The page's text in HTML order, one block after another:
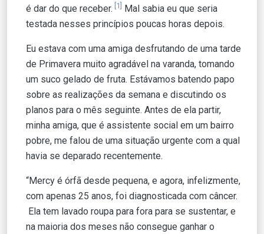
é dar do que receber. [1]
Mal sabia eu que seria
testada nesses princípios poucas horas depois.
Eu estava com uma amiga desfrutando de uma tarde
de Primavera muito agradável na varanda, tomando
um suco gelado de fruta. Estávamos batendo papo
sobre as realizações da semana e discutindo os
planos para o mês seguinte. Antes de ela partir,
minha amiga, que é assistente social em um bairro
pobre, me falou de uma situação urgente com a qual
havia se deparado recentemente.
“Mercy é órfã desde pequena, e agora, infelizmente,
com apenas 25 anos, foi diagnosticada com câncer.
Ela tem lavado roupa para fora para se sustentar, e
na maioria dos meses não consegue ganhar o